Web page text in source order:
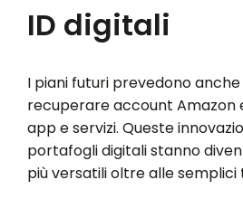
ID digitali
I piani futuri prevedono
recuperare account Amazon
app e servizi. Queste
portafogli digitali stanno
più versatili oltre alle